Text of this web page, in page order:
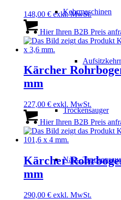
Kehrmaschinen
Trockensauger
Nass-
148,00 € exkl. MwSt.
Hier Ihren B2B Preis
Kärcher
mm
227,00 € exkl. MwSt.
Hier Ihren B2B Preis
Kärcher
mm
290,00 € exkl. MwSt.